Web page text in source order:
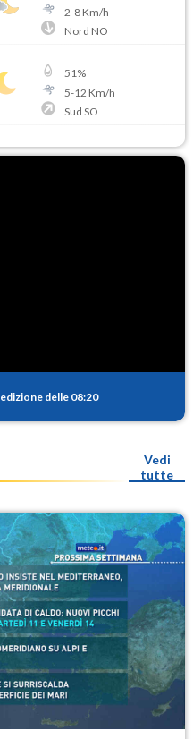
2-8Km/h
Nord NO
51%
5-12 Km/h
Sud SO
edizione delle 08:20
Vedi
tutte